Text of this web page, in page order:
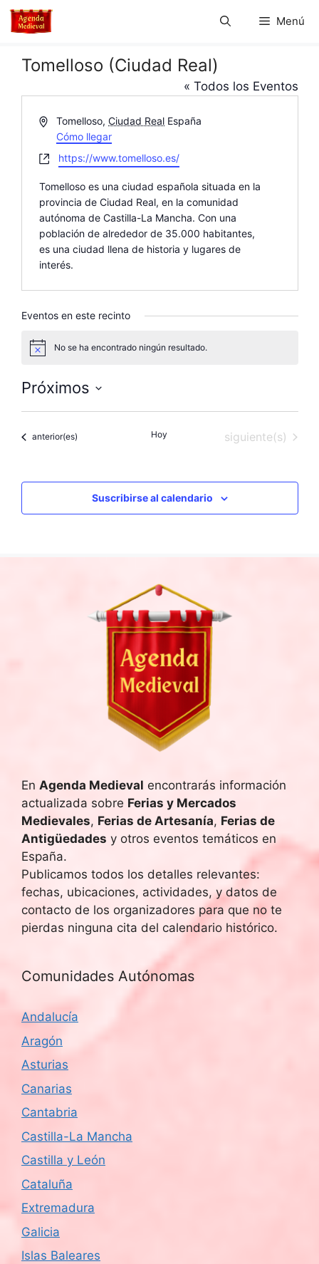
Saltar
Menú
Tomelloso (Ciudad Real)
« Todos los Eventos
D
r
e
c
c
i
ó
n
Tomelloso, Ciudad Real España
Cómo llegar
W
b
s
i
t
e
https://www.tomelloso.es/
Tomelloso es una ciudad española situada en la
provincia de Ciudad Real, en la comunidad
autónoma de Castilla-La Mancha. Con una
población de alrededor de 35.000 habitantes,
es una ciudad llena de historia y lugares de
interés.
Eventos en este recinto
s
No se ha encontrado ningún resultado.
Próximos
S
l
c
i
Eventos
anterior(es) Hoy Eventos
siguiente(s)
Suscribirse al calendario
En Agenda Medieval encontrarás información
actualizada sobre Ferias y Mercados
Medievales, Ferias de Artesanía, Ferias de
Antigüedades y otros eventos temáticos en
España.
Publicamos todos los detalles relevantes:
fechas, ubicaciones, actividades, y datos de
contacto de los organizadores para que no te
pierdas ninguna cita del calendario histórico.
Comunidades Autónomas
Andalucía
Aragón
Asturias
Canarias
Cantabria
Castilla-La Mancha
Castilla y León
Cataluña
Extremadura
Galicia
Islas Baleares